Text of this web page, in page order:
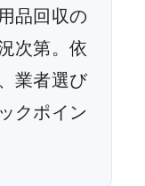
品回収の
次第。依
業者選び
クポイン